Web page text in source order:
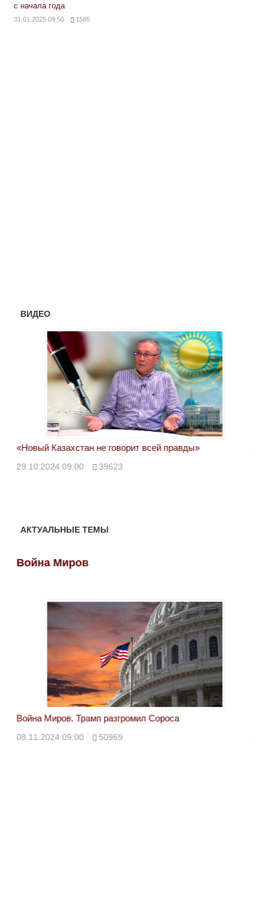
с начала года
31.01.2025 09:50 1585
ВИДЕО
«Новый Казахстан не говорит всей правды»
29.10.2024 09:00 39623
АКТУАЛЬНЫЕ ТЕМЫ
Война Миров
Война Миров. Трамп разгромил Сороса
08.11.2024 09:00 50969